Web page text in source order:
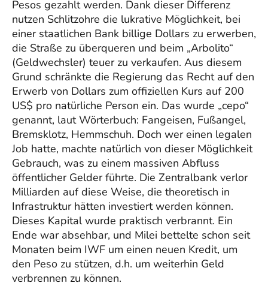
Pesos gezahlt werden. Dank dieser Differenz
nutzen Schlitzohre die lukrative Möglichkeit, bei
einer staatlichen Bank billige Dollars zu erwerben,
die Straße zu überqueren und beim „Arbolito“
(Geldwechsler) teuer zu verkaufen. Aus diesem
Grund schränkte die Regierung das Recht auf den
Erwerb von Dollars zum offiziellen Kurs auf 200
US$ pro natürliche Person ein. Das wurde „cepo“
genannt, laut Wörterbuch: Fangeisen, Fußangel,
Bremsklotz, Hemmschuh. Doch wer einen legalen
Job hatte, machte natürlich von dieser Möglichkeit
Gebrauch, was zu einem massiven Abfluss
öffentlicher Gelder führte. Die Zentralbank verlor
Milliarden auf diese Weise, die theoretisch in
Infrastruktur hätten investiert werden können.
Dieses Kapital wurde praktisch verbrannt. Ein
Ende war absehbar, und Milei bettelte schon seit
Monaten beim IWF um einen neuen Kredit, um
den Peso zu stützen, d.h. um weiterhin Geld
verbrennen zu können.